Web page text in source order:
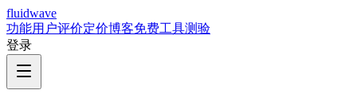
fluidwave
功能用户评价定价博客免费工具测验
登录